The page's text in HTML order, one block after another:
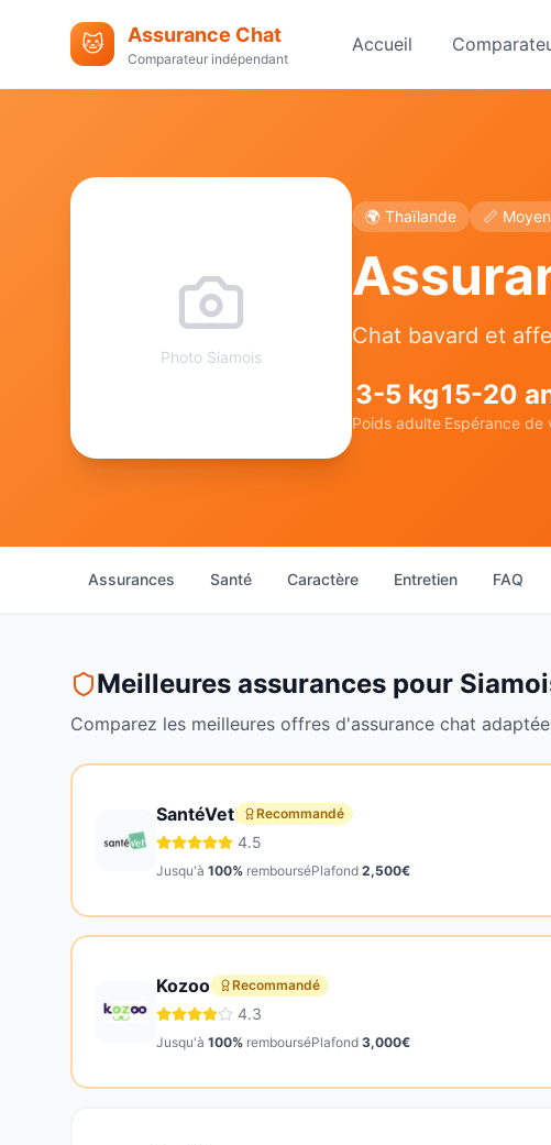
🐱 Assurance Chat
Comparateur indépendant
Accueil
Photo Siamois
🌍 Thaïlande 📏 Moyen
Chat bavard et
3-5kg
Poids adulte
15-20
Espérance de
Assurances Santé Caractère Entretien FAQ
Meilleures assurances pour
Comparez les meilleures offres d'assurance chat
SantéVet Recommandé
4.5
Jusqu'à 100% rembourséPlafond 2,500€
Kozoo Recommandé
4.3
Jusqu'à 100% rembourséPlafond 3,000€